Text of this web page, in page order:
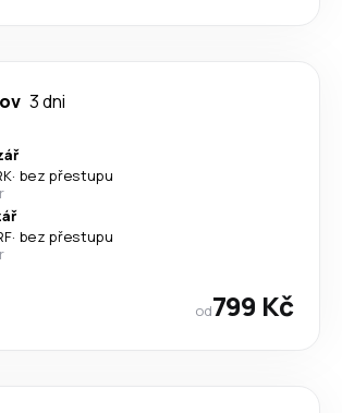
3 dni
· bez přestupu
· bez přestupu
od799 Kč